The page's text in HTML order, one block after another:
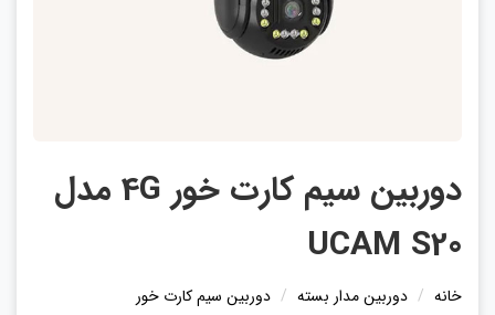
دوربین سیم کارت خور 4G مدل
UCAM S20
خانه دوربین مدار بسته
دوربین سیم کارت خور